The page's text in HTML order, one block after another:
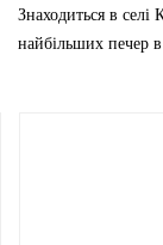
Знаходиться в
найбільших печер в